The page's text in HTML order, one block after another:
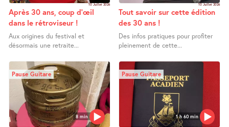
10 Juillet 2026
Après 30 ans, coup d’œil
dans le rétroviseur !
Aux origines du festival et
désormais une retraite...
10 Juillet 2026
Tout savoir sur cette édition
des 30 ans !
Des infos pratiques pour profiter
pleinement de cette...
8 min
Pause Guitare
1 h 60 min
Pause Guitare